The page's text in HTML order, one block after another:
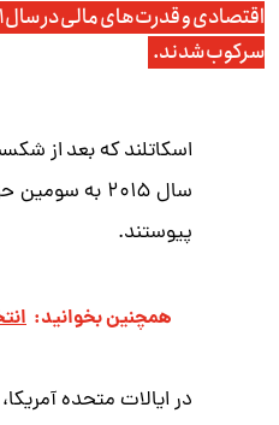
سرکوب شدند.
اسکاتلند که بعد از
سال ۲۰۱۵ به
پیوستند.
همچنین بخوانید:
در ایالات متحده